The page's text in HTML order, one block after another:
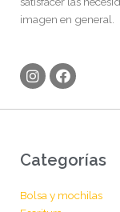
imagen en general.
I
n
t
r
a
F
a
e
o
k
Categorías
Bolsa y mochilas